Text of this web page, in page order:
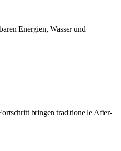
Energien, Wasser und
bringen traditionelle After-